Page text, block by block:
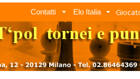
Contatti Elo Italia